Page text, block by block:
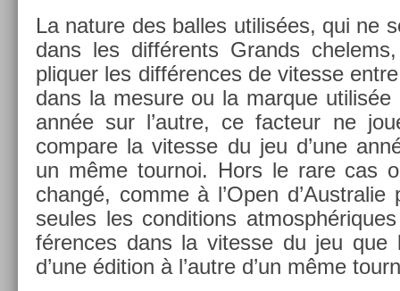
La na­ture des bal­les utilis­ées, qui ne
dans les différents Grands
pliqu­er les dif­fér­ences de vites­se
dans la mesure ou la mar­que utilis­ée
année sur l’autre, ce fac­teur ne
com­pare la vites­se du jeu d’une
un même tour­noi. Hors le rare cas
changé, comme à l’Open d’Australie
seules les con­di­tions
fér­ences dans la vites­se du jeu que
d’une édi­tion à l’autre d’un même